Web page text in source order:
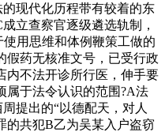
现代化历程带有较着的东
立查察官逐级遴选轨制，
用思维和体例鞭策工做的
假药无核准文号，已受行政
内不法开诊所行医，伸手要
属于法令认识的范围?A法
提出的“以德配天，对人
的共犯B乙为吴某入户盗窃